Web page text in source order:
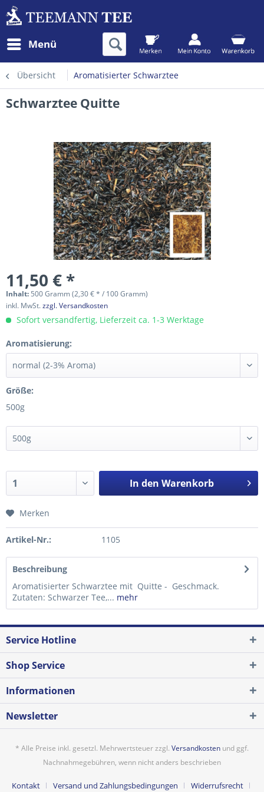
Menü
Übersicht Aromatisierter Schwarztee
Schwarztee Quitte
11,50 € *
Inhalt: 500 Gramm (2,30 € * / 100 Gramm)
inkl. MwSt.zzgl. Versandkosten
Sofort versandfertig, Lieferzeit ca. 1-3 Werktage
Aromatisierung:
Größe:
500g
In den Warenkorb
Merken
Artikel-Nr.: 1105
Beschreibung
Aromatisierter Schwarztee mit Quitte - Geschmack.
Zutaten: Schwarzer Tee,... mehr
Service Hotline
Shop Service
Informationen
Newsletter
* Alle Preise inkl. gesetzl. Mehrwertsteuer zzgl. Versandkosten und ggf.
Nachnahmegebühren, wenn nicht anders beschrieben
Kontakt Versand und Zahlungsbedingungen Widerrufsrecht